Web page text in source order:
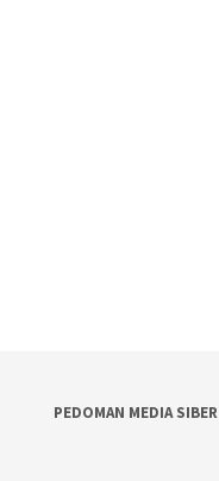
PEDOMAN MEDIA SIBER